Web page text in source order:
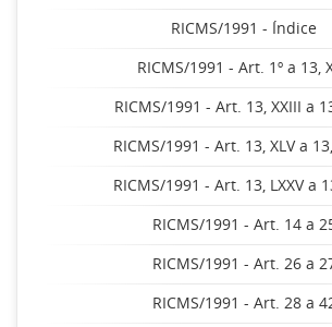
RICMS/1991 - Índice
RICMS/1991 - Art. 1º a 13,
RICMS/1991 - Art. 13, XXIII a
RICMS/1991 - Art. 13, XLV a
RICMS/1991 - Art. 13, LXXV a
RICMS/1991 - Art. 14 a
RICMS/1991 - Art. 26 a
RICMS/1991 - Art. 28 a